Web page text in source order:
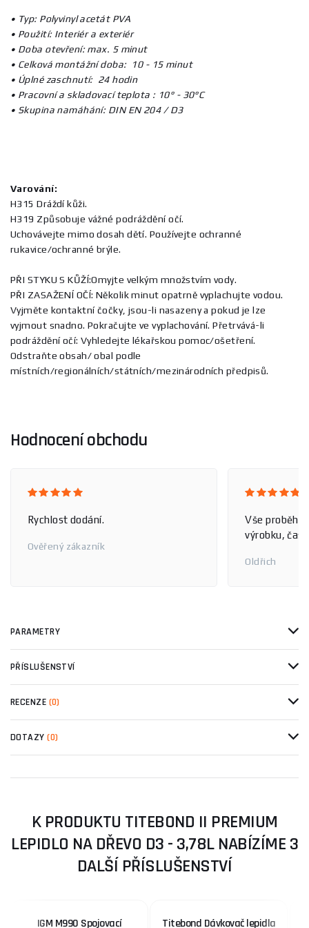
• Typ: Polyvinyl acetát PVA
• Použití: Interiér a exteriér
• Doba otevření: max. 5 minut
• Celková montážní doba: 10 - 15 minut
• Úplné zaschnutí: 24 hodin
• Pracovní a skladovací teplota : 10° - 30°C
• Skupina namáhání: DIN EN 204 / D3
Varování:
H315 Dráždí kůži.
H319 Způsobuje vážné podráždění očí.
Uchovávejte mimo dosah dětí. Používejte ochranné
rukavice/ochranné brýle.
PŘI STYKU S KŮŽÍ:Omyjte velkým množstvím vody.
PŘI ZASAŽENÍ OČÍ: Několik minut opatrně vyplachujte vodou.
Vyjměte kontaktní čočky, jsou-li nasazeny a pokud je lze
vyjmout snadno. Pokračujte ve vyplachování. Přetrvává-li
podráždění očí: Vyhledejte lékařskou pomoc/ošetření.
Odstraňte obsah/ obal podle
místních/regionálních/státních/mezinárodních předpisů.
Hodnocení obchodu
Rychlost dodání.
Ověřený zákazník
Vše
výrobku, čas
Oldřich
PARAMETRY
PŘÍSLUŠENSTVÍ
RECENZE (0)
DOTAZY(0)
K PRODUKTU TITEBOND II PREMIUM
LEPIDLO NA DŘEVO D3 - 3,78L NABÍZÍME 3
DALŠÍ PŘÍSLUŠENSTVÍ
IGM M990 Spojovací Titebond Dávkovač lepidla